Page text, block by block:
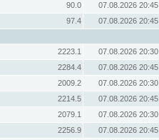
90.0
07.08.2026 20:45
97.4
07.08.2026 20:45
2223.1
07.08.2026 20:30
2284.4
07.08.2026 20:45
2009.2
07.08.2026 20:30
2214.5
07.08.2026 20:45
2079.1
07.08.2026 20:30
2256.9
07.08.2026 20:45